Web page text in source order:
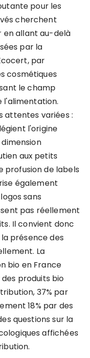
pour les
cherchent
en allant au-delà
par la
par
cosmétiques
le champ
l'alimentation.
attentes variées :
l'origine
aux petits
profusion de labels
également
sans
pas réellement
Il convient donc
présence des
La
bio en France
produits bio
37% par
18% par des
questions sur la
affichées